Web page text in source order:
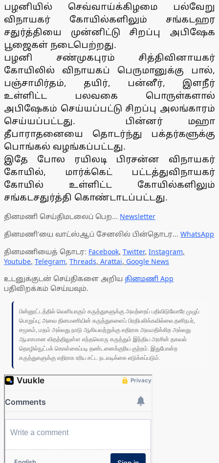
பழனியில் செவ்வாய்க்கிழமை பல்வேறு
விநாயகர் கோயில்களிலும் சங்கடஹர
சதுர்த்தியை முன்னிட்டு சிறப்பு அபிஷேக
பூஜைகள் நடைபெற்றது.
பழனி சண்முகபுரம் சித்திவினாயகர்
கோயிலில் விநாயகப் பெருமானுக்கு பால்,
பஞ்சாமிர்தம், தயிர், பன்னீர், இளநீர்
உள்ளிட்ட பலவகை பொருள்களால்
அபிஷேகம் செய்யப்பட்டு சிறப்பு அலங்காரம்
செய்யப்பட்டது. பின்னர் மஹா
தீபாராதனையை தொடர்ந்து பக்தர்களுக்கு
பொங்கல் வழங்கப்பட்டது.
இதே போல ரயிலடி பிரசன்ன விநாயகர்
கோயில், மார்க்கெட் பட்டத்துவிநாயகர்
கோயில் உள்ளிட்ட கோயில்களிலும்
சங்கடசதுர்த்தி கொண்டாடப்பட்டது.
தினமணி செய்திமடலைப் பெற... Newsletter
தினமணி'யை வாட்ஸ்ஆப் சேனலில் பின்தொடர... WhatsApp
தினமணியைத் தொடர: Facebook, Twitter, Instagram,
Youtube, Telegram, Threads, Arattai, Google News
உடனுக்குடன் செய்திகளை அறிய தினமணி App
பதிவிறக்கம் செய்யவும்.
பின்னூட்டத்தில் வெளியாகும் கருத்துகளுக்கு அவற்றைப் பதிவிடுவோரே முழுப்
பொறுப்பு; அவை தினமணியின் கருத்துகளைப் பிரதிபலிக்கவில்லை.தனிநபர்,
சமூகம், மதம் அல்லது நாடு ஆகியவற்றுக்கு எதிராக அவமதிக்கிற அல்லது
ஆபாசமான விதத்திலுள்ள எந்தவொரு கருத்தும் இந்திய அரசின் தகவல்
தொழில்நுட்பக் கொள்கைப்படி தண்டனைக்குரிய குற்றம். இதுபோன்ற
கருத்துகளுக்கு எதிராக உரிய சட்ட நடவடிக்கை எடுக்கப்படும்.